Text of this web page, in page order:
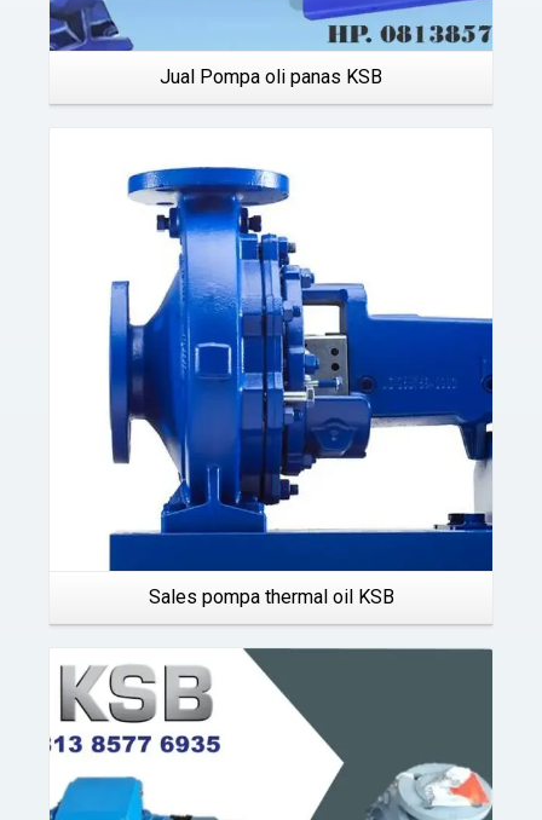
Jual Pompa oli panas KSB
Details
Sales pompa thermal oil KSB